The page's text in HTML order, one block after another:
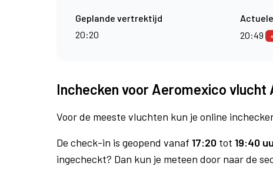
Geplande vertrektijd
20:20
20:49
Inchecken voor Aeromexico vlucht
Voor de meeste vluchten kun je online
De check-in is geopend vanaf 17:20 tot 19:40
ingecheckt? Dan kun je meteen door naar de